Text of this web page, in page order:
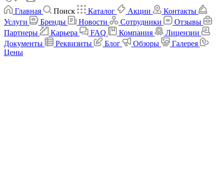
Главная Поиск Каталог Акции
Контакты
Услуги
Бренды Новости Сотрудники
Отзывы
Партнеры
Карьера FAQ Компания
Лицензии
Документы
Реквизиты Блог Обзоры
Галерея
Цены